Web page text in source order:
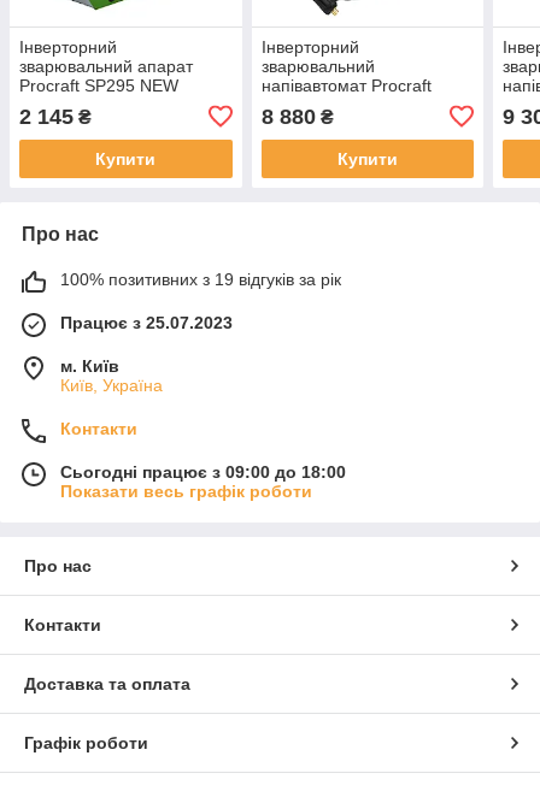
Інверторний
зварювальний апарат
Procraft SP295 NEW
2 145 ₴
Купити
Інверторний
зварювальний
напівавтомат Procraft
8 880₴
Купити
9
Про нас
100% позитивних з 19 відгуків за рік
Працює з 25.07.2023
м. Київ
Київ, Україна
Контакти
Сьогодні працює з 09:00 до 18:00
Показати весь графік роботи
Про нас
Контакти
Доставка та оплата
Графік роботи